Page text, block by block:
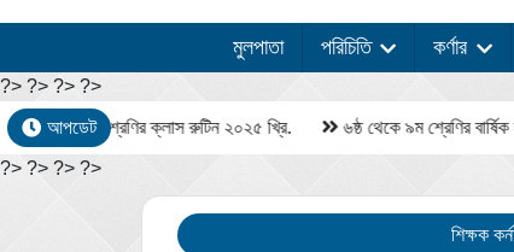
মুলপাতা পরিচিতি কর্ণার
?> ?> ?> ?>
আপডেট
থেকে ১০ম শ্রেণির ক্লাস রুটিন ২০২৫ খ্রি. ৬ষ্ঠ থেকে ৯ম শ্রেণির বার্ষিক
?> ?> ?> ?>
শিক্ষক